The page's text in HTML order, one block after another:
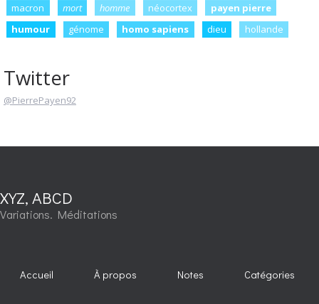
macron mort homme néocortex
payen pierre
humour
génome homo sapiens dieu hollande
Twitter
@PierrePayen92
XYZ, ABCD
Variations. Méditations
Accueil À propos Notes Catégories